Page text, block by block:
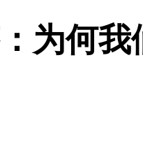
为何